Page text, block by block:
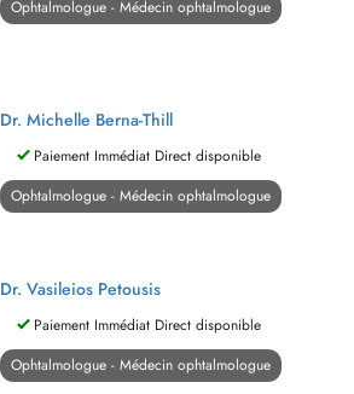
Ophtalmologue - Médecin ophtalmologue
Dr. Michelle Berna-Thill
Paiement Immédiat Direct disponible
Ophtalmologue - Médecin ophtalmologue
Dr. Vasileios Petousis
Paiement Immédiat Direct disponible
Ophtalmologue - Médecin ophtalmologue